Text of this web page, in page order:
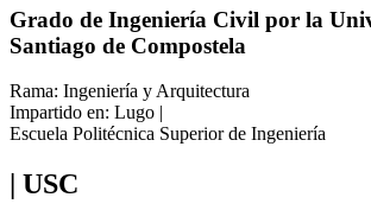
Grado de Ingeniería Civil por la
Santiago de Compostela
Rama: Ingeniería y Arquitectura
Impartido en: Lugo |
Escuela Politécnica Superior de Ingeniería
| USC